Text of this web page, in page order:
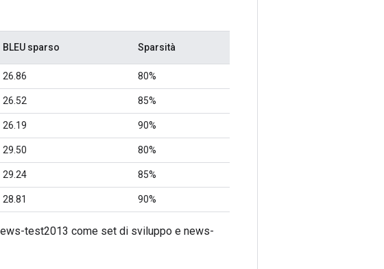
BLEU sparso Sparsità
26.86 80%
26.52 85%
26.19 90%
29.50 80%
29.24 85%
28.81 90%
test2013 come set di sviluppo e news-